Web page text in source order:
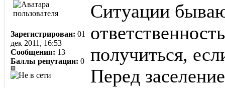
Зарегистрирован: 01
дек 2011, 16:53
Сообщения: 13
Баллы репутации: 0
Ситуации
получиться,
Перед